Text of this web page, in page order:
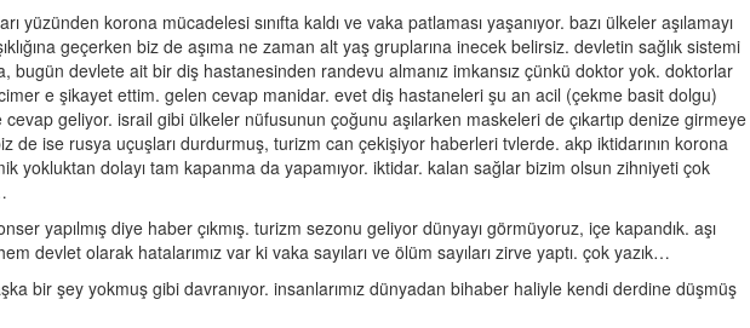
sınıfta
kaldı
için
yüzünden korona mücadelesi sınıfta kaldı ve vaka patlaması yaşanıyor. bazı ülkeler aşılamayı
geçerken biz de aşıma ne zaman alt yaş gruplarına inecek belirsiz. devletin sağlık sistemi
bugün devlete ait bir diş hastanesinden randevu almanız imkansız çünkü doktor yok. doktorlar
e şikayet ettim. gelen cevap manidar. evet diş hastaneleri şu an acil (çekme basit dolgu)
cevap geliyor. israil gibi ülkeler nüfusunun çoğunu aşılarken maskeleri de çıkartıp denize girmeye
de ise rusya uçuşları durdurmuş, turizm can çekişiyor haberleri tvlerde. akp iktidarının korona
yokluktan dolayı tam kapanma da yapamıyor. iktidar. kalan sağlar bizim olsun zihniyeti çok
yapılmış diye haber çıkmış. turizm sezonu geliyor dünyayı görmüyoruz, içe kapandık. aşı
devlet olarak hatalarımız var ki vaka sayıları ve ölüm sayıları zirve yaptı. çok yazık…
bir şey yokmuş gibi davranıyor. insanlarımız dünyadan bihaber haliyle kendi derdine düşmüş